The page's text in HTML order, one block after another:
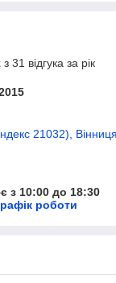
31 відгука за рік
21032),
з 10:00 до 18:30
роботи